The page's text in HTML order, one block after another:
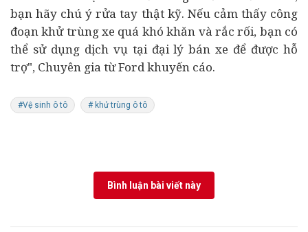
bạn hãy chú ý rửa tay thật kỹ. Nếu cảm thấy công
đoạn khử trùng xe quá khó khăn và rắc rối, bạn có
thể sử dụng dịch vụ tại đại lý bán xe để được hỗ
trợ", Chuyên gia từ Ford khuyến cáo.
#Vệ sinh ô tô # khử trùng ô tô
Bình luận bài viết này